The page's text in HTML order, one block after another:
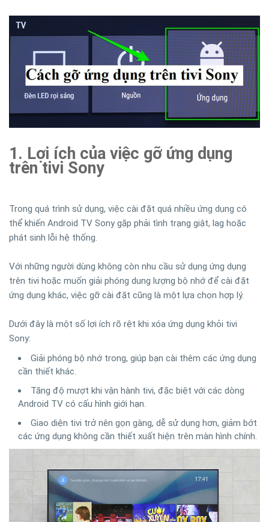
1. Lợi ích của việc gỡ ứng dụng
trên tivi Sony
Trong quá trình sử dụng, việc cài đặt quá nhiều ứng dụng có
thể khiến Android TV Sony gặp phải tình trạng giật, lag hoặc
phát sinh lỗi hệ thống.
Với những người dùng không còn nhu cầu sử dụng ứng dụng
trên tivi hoặc muốn giải phóng dung lượng bộ nhớ để cài đặt
ứng dụng khác, việc gỡ cài đặt cũng là một lựa chọn hợp lý.
Dưới đây là một số lợi ích rõ rệt khi xóa ứng dụng khỏi tivi
Sony:
Giải phóng bộ nhớ trong, giúp bạn cài thêm các ứng dụng
cần thiết khác.
Tăng độ mượt khi vận hành tivi, đặc biệt với các dòng
Android TV có cấu hình giới hạn.
Giao diện tivi trở nên gọn gàng, dễ sử dụng hơn, giảm bớt
các ứng dụng không cần thiết xuất hiện trên màn hình chính.